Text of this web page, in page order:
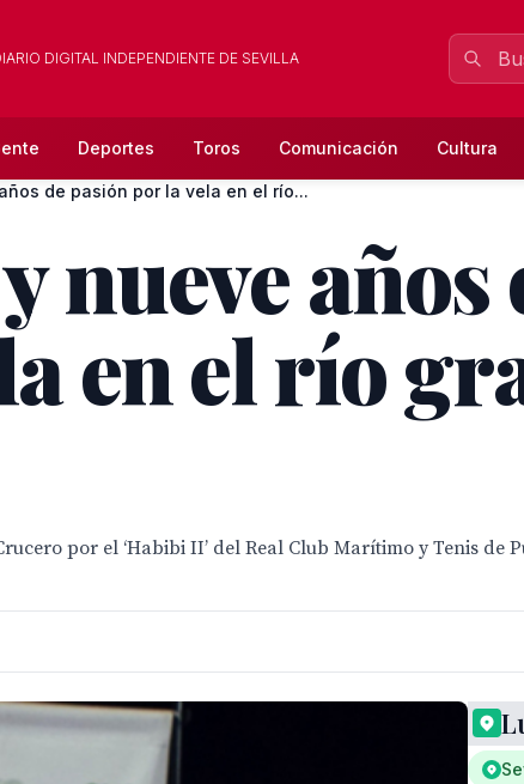
DIGITAL INDEPENDIENTE DE SEVILLA
Deportes Toros Comunicación Cultura
de pasión por la vela en el río...
nueve años
en el río
por el ‘Habibi II’ del Real Club Marítimo y Tenis de